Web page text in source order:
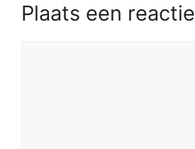
Plaats een reactie